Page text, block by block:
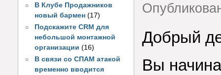
В Клубе Продажников
новый бармен (17)
Подскажите CRM для
небольшой монтажной
организации (16)
В связи со СПАМ атакой
временно вводится
Добрый
Вы